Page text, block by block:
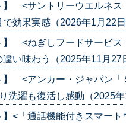
】 <サントリーウエルネ
効果実感（2026年1月22
】 <ねぎしフードサービ
い味わう（2025年11月27
】 <アンカー・ジャパ
洗濯も復活し感動（2025
】<「通話機能付きスマー